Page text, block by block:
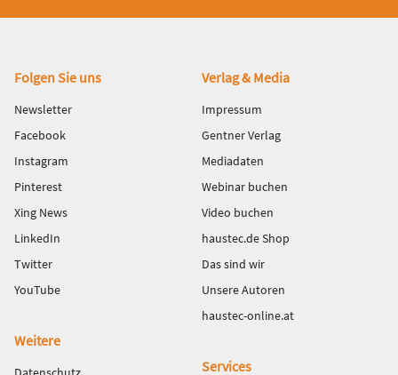
Fußbereich
Folgen Sie uns
Newsletter
Facebook
Instagram
Pinterest
Xing News
LinkedIn
Twitter
YouTube
Verlag & Media
Impressum
Gentner Verlag
Mediadaten
Webinar buchen
Video buchen
haustec.de Shop
Das sind wir
Unsere Autoren
haustec-online.at
Weitere
Services